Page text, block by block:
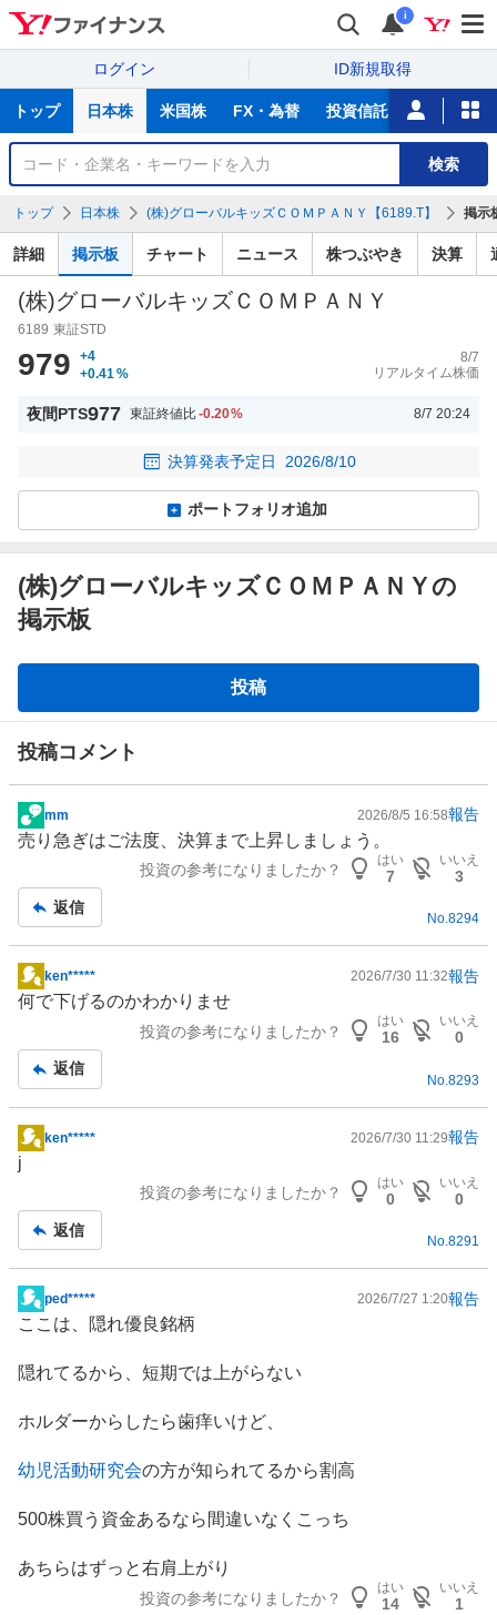
i
ログイン ID新規取得
サ
トップ 日本株 米国株 FX・為替 投資信託 ニュース
銘
検
索
検索
トップ 日本株 (株)グローバルキッズＣＯＭＰＡＮＹ【6189.T】 掲示
詳細 掲示板 チャート ニュース 株つぶやき 決算
(株)グローバルキッズＣＯＭＰＡＮＹ
6189 東証STD
979
+4
+0.41 %
8/7
リアルタイム株価
夜間PTS977 東証終値比-0.20% 8/7 20:24
決算発表予定日 2026/8/10
ポートフォリオ追加
(株)グローバルキッズＣＯＭＰＡＮＹの
掲示板
板
投稿
投稿コメント
掲
示
事
mm 2026/8/5 16:58報告
売り急ぎはご法度、決算まで上昇しましょう。
投資の参考になりましたか？
はい
7
いいえ
3
返信
No.8294
掲
示
事
ken***** 2026/7/30 11:32報告
何で下げるのかわかりませ
投資の参考になりましたか？
はい
16
いいえ
0
返信
No. 8293
掲
示
事
ken***** 2026/7/30 11:29報告
j
投資の参考になりましたか？
はい
0
いいえ
0
返信
No.8291
掲
示
記
ped***** 2026/7/27 1:20報告
ここは、隠れ優良銘柄
隠れてるから、短期では上がらない
ホルダーからしたら歯痒いけど、
幼児活動研究会の方が知られてるから割高
500株買う資金あるなら間違いなくこっち
あちらはずっと右肩上がり
投資の参考になりましたか？
はい
14
いいえ
1